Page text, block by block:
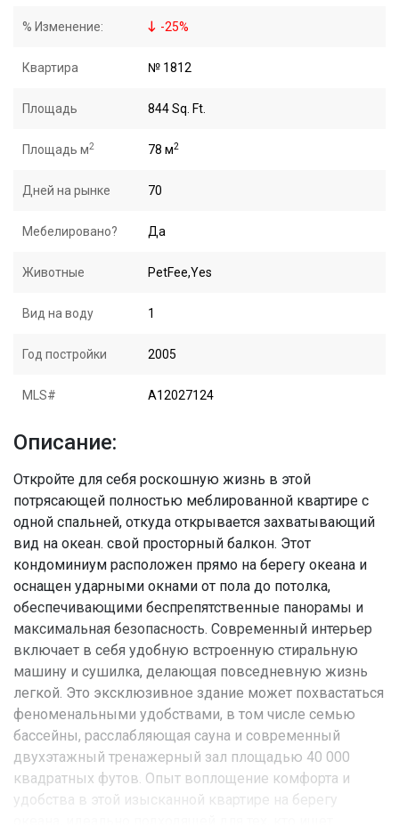
% Изменение: -25%
Квартира № 1812
Площадь 844 Sq. Ft.
Площадь м2 78 м2
Дней на рынке 70
Мебелировано? Да
Животные PetFee,Yes
Вид на воду 1
Год постройки 2005
MLS# A12027124
Описание:
Откройте для себя роскошную жизнь в этой
потрясающей полностью меблированной квартире с
одной спальней, откуда открывается захватывающий
вид на океан. свой просторный балкон. Этот
кондоминиум расположен прямо на берегу океана и
оснащен ударными окнами от пола до потолка,
обеспечивающими беспрепятственные панорамы и
максимальная безопасность. Современный интерьер
включает в себя удобную встроенную стиральную
машину и сушилка, делающая повседневную жизнь
легкой. Это эксклюзивное здание может похвастаться
феноменальными удобствами, в том числе семью
бассейны, расслабляющая сауна и современный
двухэтажный тренажерный зал площадью 40 000
квадратных футов. Опыт воплощение комфорта и
удобства в этой изысканной квартире на берегу